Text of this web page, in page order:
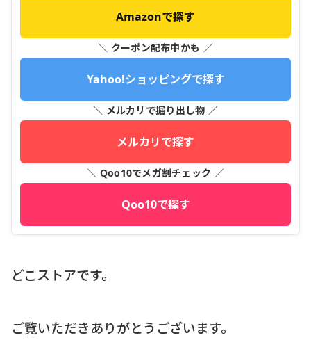
Amazonで探す
＼ クーポン配布中かも ／
Yahoo!ショッピングで探す
＼ メルカリで掘り出し物 ／
メルカリで探す
＼ Qoo10でメガ割チェック ／
Qoo10で探す
どこストアです。
ご覧いただきありがとうございます。